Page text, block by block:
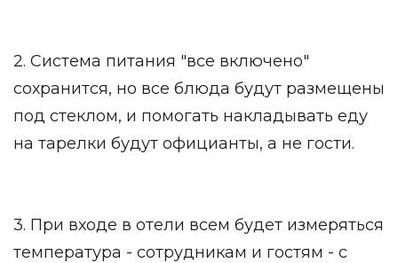
2. Система питания "все включено"
сохранится, но все блюда будут размещены
под стеклом, и помогать накладывать еду
на тарелки будут официанты, а не гости.
3. При входе в отели всем будет измеряться
температура - сотрудникам и гостям - с